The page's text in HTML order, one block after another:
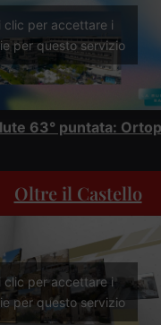
clic per accettare i
per questo servizio
63° puntata:
Oltre il Castello
clic per accettare i
per questo servizio